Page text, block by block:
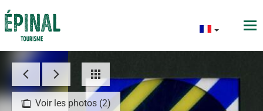
Voir les photos (2)